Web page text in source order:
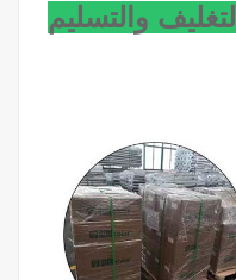
التغليف والتسليم